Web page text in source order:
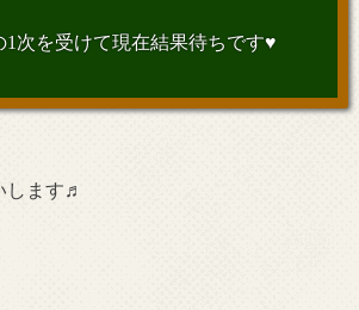
1次を受けて現在結果待ちです♥
します♬